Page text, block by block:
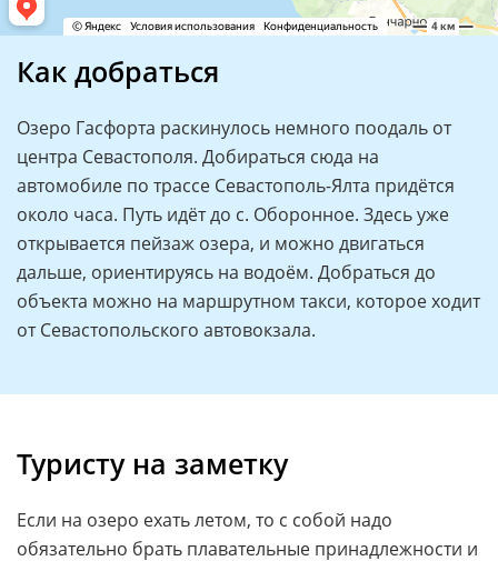
Как добраться
Озеро Гасфорта раскинулось немного поодаль от
центра Севастополя. Добираться сюда на
автомобиле по трассе Севастополь-Ялта придётся
около часа. Путь идёт до с. Оборонное. Здесь уже
открывается пейзаж озера, и можно двигаться
дальше, ориентируясь на водоём. Добраться до
объекта можно на маршрутном такси, которое ходит
от Севастопольского автовокзала.
Туристу на заметку
Если на озеро ехать летом, то с собой надо
обязательно брать плавательные принадлежности и